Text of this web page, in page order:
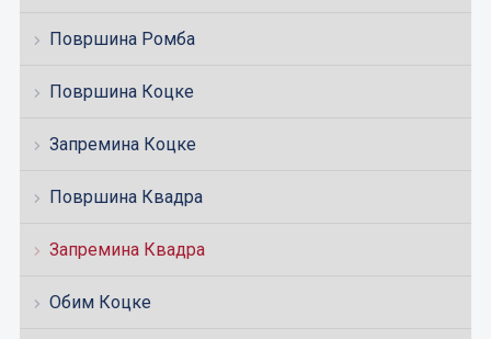
Површина Ромба
Површина Коцке
Запремина Коцке
Површина Квадра
Запремина Квадра
Обим Коцке